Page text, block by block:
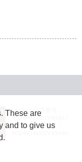
JASRAC許諾番号：
9024936001Y45037
JASRAC許諾番号：
These are
and to give us